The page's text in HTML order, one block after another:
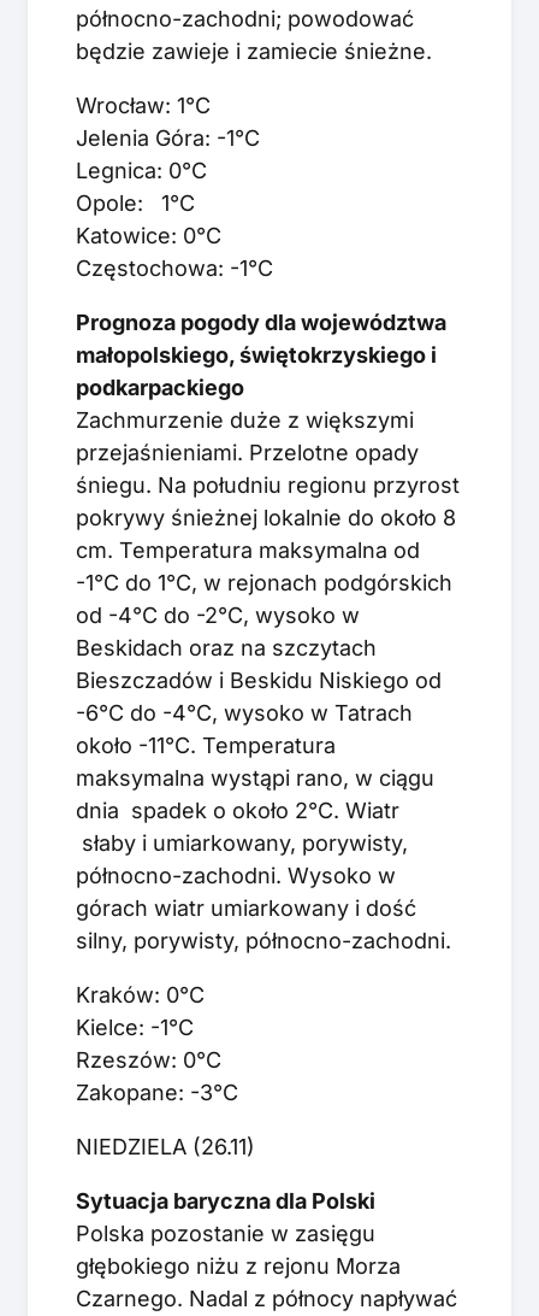
północno-zachodni; powodować
będzie zawieje i zamiecie śnieżne.
Wrocław: 1°C
Jelenia Góra: -1°C
Legnica: 0°C
Opole: 1°C
Katowice: 0°C
Częstochowa: -1°C
Prognoza pogody dla województwa
małopolskiego, świętokrzyskiego i
podkarpackiego
Zachmurzenie duże z większymi
przejaśnieniami. Przelotne opady
śniegu. Na południu regionu przyrost
pokrywy śnieżnej lokalnie do około 8
cm. Temperatura maksymalna od
-1°C do 1°C, w rejonach podgórskich
od -4°C do -2°C, wysoko w
Beskidach oraz na szczytach
Bieszczadów i Beskidu Niskiego od
-6°C do -4°C, wysoko w Tatrach
około -11°C. Temperatura
maksymalna wystąpi rano, w ciągu
dnia spadek o około 2°C. Wiatr
słaby i umiarkowany, porywisty,
północno-zachodni. Wysoko w
górach wiatr umiarkowany i dość
silny, porywisty, północno-zachodni.
Kraków: 0°C
Kielce: -1°C
Rzeszów: 0°C
Zakopane: -3°C
NIEDZIELA (26.11)
Sytuacja baryczna dla Polski
Polska pozostanie w zasięgu
głębokiego niżu z rejonu Morza
Czarnego. Nadal z północy napływać